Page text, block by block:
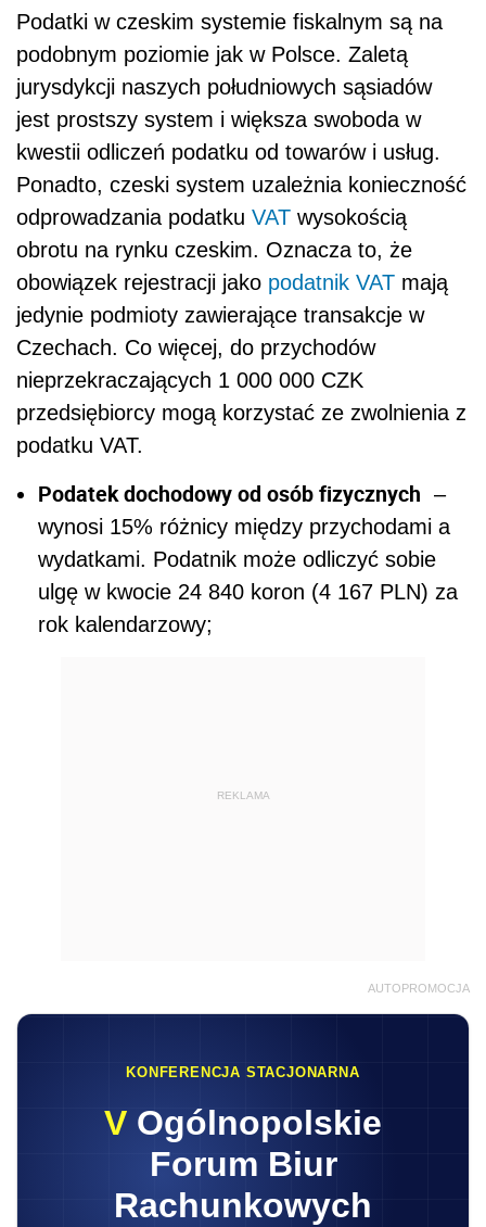
Podatki w czeskim systemie fiskalnym są na
podobnym poziomie jak w Polsce. Zaletą
jurysdykcji naszych południowych sąsiadów
jest prostszy system i większa swoboda w
kwestii odliczeń podatku od towarów i usług.
Ponadto, czeski system uzależnia konieczność
odprowadzania podatku VAT wysokością
obrotu na rynku czeskim. Oznacza to, że
obowiązek rejestracji jako podatnik VAT mają
jedynie podmioty zawierające transakcje w
Czechach. Co więcej, do przychodów
nieprzekraczających 1 000 000 CZK
przedsiębiorcy mogą korzystać ze zwolnienia z
podatku VAT.
Podatek dochodowy od osób fizycznych –
wynosi 15% różnicy między przychodami a
wydatkami. Podatnik może odliczyć sobie
ulgę w kwocie 24 840 koron (4 167 PLN) za
rok kalendarzowy;
REKLAMA
AUTOPROMOCJA
KONFERENCJA STACJONARNA
V Ogólnopolskie
Forum Biur
Rachunkowych